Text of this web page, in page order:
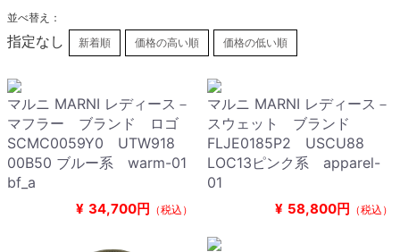
並べ替え：
指定なし 新着順 価格の高い順 価格の低い順
マルニ MARNI レディース－
マフラー ブランド ロゴ
SCMC0059Y0 UTW918
00B50 ブルー系 warm-01
bf_a
¥ 34,700円 （税込）
マルニ MARNI レディース－
スウェット ブランド
FLJE0185P2 USCU88
LOC13ピンク系 apparel-
01
¥ 58,800円 （税込）